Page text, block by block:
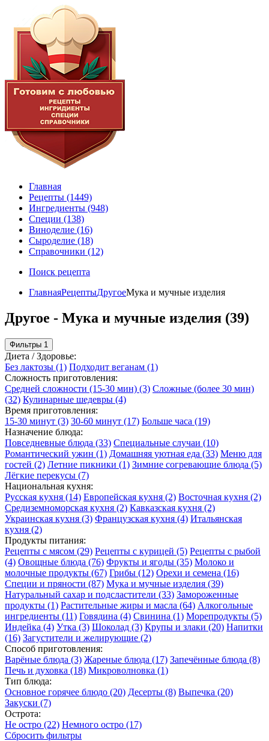
Главная
Рецепты (1449)
Ингредиенты (948)
Специи (138)
Виноделие (16)
Сыроделие (18)
Справочники (12)
Поиск рецепта
ГлавнаяРецептыДругоеМука и мучные изделия
Другое - Мука и мучные изделия (39)
Фильтры 1
Диета / Здоровье:
Без лактозы (1) Подходит веганам (1)
Сложность приготовления:
Средней сложности (15-30 мин) (3) Сложные (более 30 мин)
(32) Кулинарные шедевры (4)
Время приготовления:
15-30 минут (3) 30-60 минут (17) Больше часа (19)
Назначение блюда:
Повседневные блюда (33) Специальные случаи (10)
Романтический ужин (1) Домашняя уютная еда (33) Меню для
гостей (2) Летние пикники (1) Зимние согревающие блюда (5)
Лёгкие перекусы (7)
Национальная кухня:
Русская кухня (14) Европейская кухня (2) Восточная кухня (2)
Средиземноморская кухня (2) Кавказская кухня (2)
Украинская кухня (3) Французская кухня (4) Итальянская
кухня (2)
Продукты питания:
Рецепты с мясом (29) Рецепты с курицей (5) Рецепты с рыбой
(4) Овощные блюда (76) Фрукты и ягоды (35) Молоко и
молочные продукты (67) Грибы (12) Орехи и семена (16)
Специи и пряности (87) Мука и мучные изделия (39)
Натуральный сахар и подсластители (33) Замороженные
продукты (1) Растительные жиры и масла (64) Алкогольные
ингредиенты (11) Говядина (4) Свинина (1) Морепродукты (5)
Индейка (4) Утка (3) Шоколад (3) Крупы и злаки (20) Напитки
(16) Загустители и желирующие (2)
Способ приготовления:
Варёные блюда (3) Жареные блюда (17) Запечённые блюда (8)
Печь и духовка (18) Микроволновка (1)
Тип блюда:
Основное горячее блюдо (20) Десерты (8) Выпечка (20)
Закуски (7)
Острота:
Не остро (22) Немного остро (17)
Сбросить фильтры